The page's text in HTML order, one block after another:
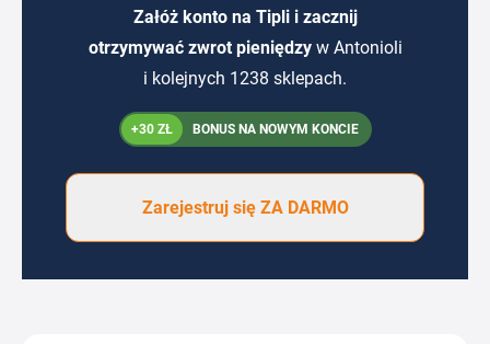
Załóż konto na Tipli i zacznij
otrzymywać zwrot pieniędzy w Antonioli
i kolejnych 1238 sklepach.
+30 ZŁ BONUS NA NOWYM KONCIE
Zarejestruj się ZA DARMO